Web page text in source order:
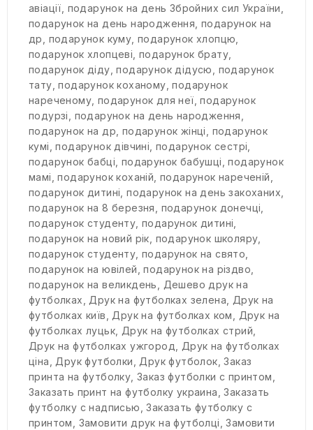
авіації подарунок на день Збройних сил України
подарунок на день народження ,подарунок на
др
подарунок куму ,подарунок хлопцю
подарунок хлопцеві ,подарунок брату
подарунок діду ,подарунок дідусю
подарунок
тату ,подарунок коханому ,подарунок
нареченому подарунок для неї ,подарунок
подурзі
подарунок на день народження
подарунок на др подарунок жінці
подарунок
кумі ,подарунок дівчині ,подарунок сестрі
подарунок бабці подарунок бабушці ,подарунок
мамі ,подарунок коханій ,подарунок нареченій
подарунок дитині ,подарунок на день закоханих
подарунок на 8 березня
подарунок донечці
подарунок студенту ,подарунок дитині
подарунок на новий рік подарунок школяру
подарунок студенту ,подарунок на свято
подарунок на ювілей ,подарунок на різдво
подарунок на великдень
Дешево друк на
футболках
Друк на футболках зелена
Друк на
футболках київ
Друк на футболках ком
Друк на
футболках луцьк Друк на футболках стрий
Друк на футболках ужгород
Друк на футболках
ціна
Друк футболки Друк футболок ,Заказ
принта на футболку ,Заказ футболки с принтом
Заказать принт на футболку украина ,Заказать
футболку с надписью ,Заказать футболку с
принтом
Замовити друк на футболці ,Замовити